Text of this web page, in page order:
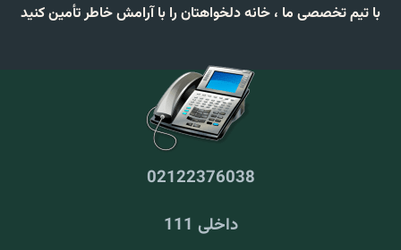
با تیم تخصصی ما ، خانه دلخواهتان را باآرامش خاطرتأمین کنید
02122376038
داخلی 111